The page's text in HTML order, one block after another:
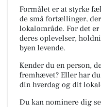
Formålet er at styrke
de små fortællinger,
lokalområde. For det
deres oplevelser,
byen levende.
Kender du en person,
fremhævet? Eller har
din hverdag og dit
Du kan nominere dig